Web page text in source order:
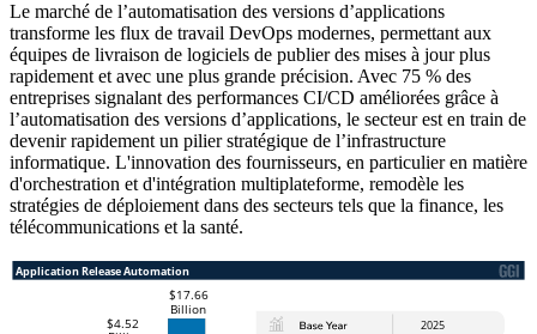
Le marché de l’automatisation des versions d’applications
transforme les flux de travail DevOps modernes, permettant aux
équipes de livraison de logiciels de publier des mises à jour plus
rapidement et avec une plus grande précision. Avec 75 % des
entreprises signalant des performances CI/CD améliorées grâce à
l’automatisation des versions d’applications, le secteur est en train de
devenir rapidement un pilier stratégique de l’infrastructure
informatique. L'innovation des fournisseurs, en particulier en matière
d'orchestration et d'intégration multiplateforme, remodèle les
stratégies de déploiement dans des secteurs tels que la finance, les
télécommunications et la santé.